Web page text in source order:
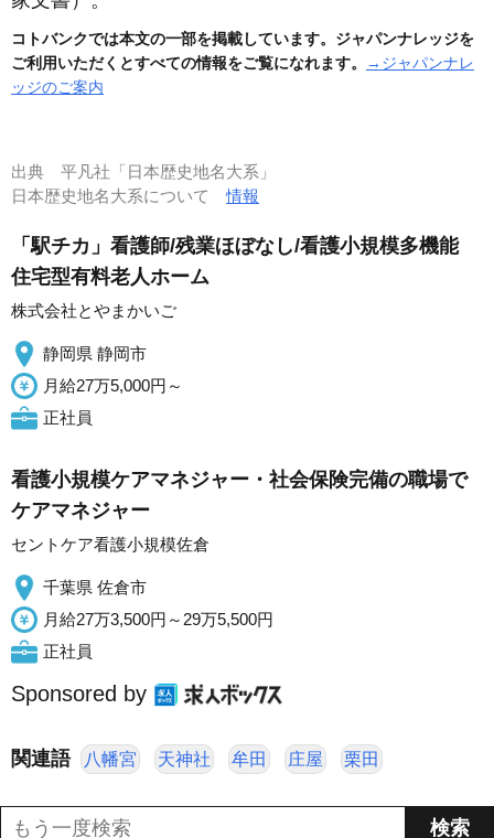
コトバンクでは本文の一部を掲載しています。ジャパンナレッジを
ご利用いただくとすべての情報をご覧になれます。
→ジャパンナレ
ッジのご案内
出典 平凡社「日本歴史地名大系」
日本歴史地名大系について情報
「駅チカ」看護師/残業ほぼなし/看護小規模多機能
住宅型有料老人ホーム
株式会社とやまかいご
静岡県 静岡市
月給27万5,000円～
正社員
看護小規模ケアマネジャー・社会保険完備の職場で
ケアマネジャー
セントケア看護小規模佐倉
千葉県 佐倉市
月給27万3,500円～29万5,500円
正社員
Sponsored by
関連語 八幡宮 天神社 牟田 庄屋 栗田